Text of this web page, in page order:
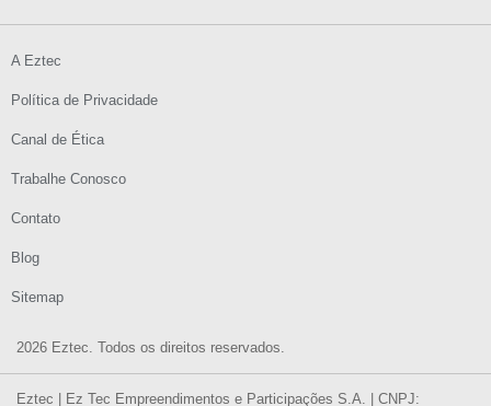
2026 Eztec. Todos os direitos reservados.
A Eztec
Política de Privacidade
Canal de Ética
Trabalhe Conosco
Contato
Blog
Sitemap
Eztec | Ez Tec Empreendimentos e Participações S.A. | CNPJ: